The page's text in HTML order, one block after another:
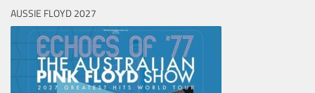
AUSSIE FLOYD 2027